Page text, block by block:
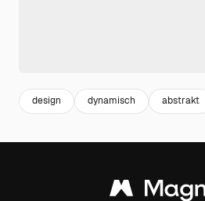
design dynamisch abstrakt